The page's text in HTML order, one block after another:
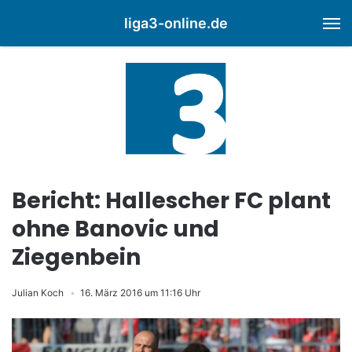
liga3-online.de
Bericht: Hallescher FC plant
ohne Banovic und
Ziegenbein
Julian Koch 16. März 2016 um 11:16 Uhr